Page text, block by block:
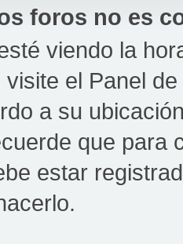
foros no es
viendo la
el Panel
a su
que para
estar